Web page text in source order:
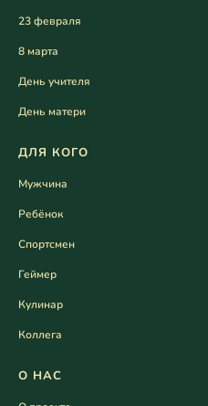
23 февраля
8 марта
День учителя
День матери
ДЛЯ КОГО
Мужчина
Ребёнок
Спортсмен
Геймер
Кулинар
Коллега
О НАС